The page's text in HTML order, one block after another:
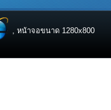
, หน้าจอขนาด 1280x800